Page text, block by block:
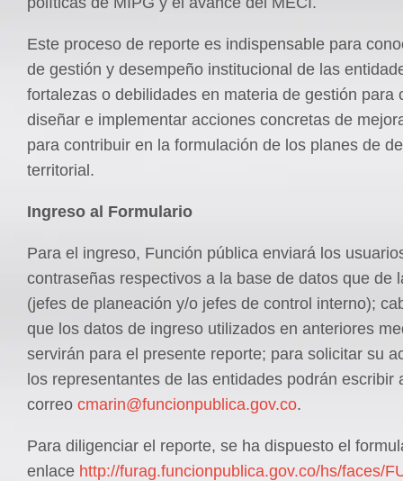
Este proceso de reporte es indispensable para
de gestión y desempeño institucional de las
fortalezas o debilidades en materia de gestión para
diseñar e implementar acciones concretas de
para contribuir en la formulación de los planes de
territorial.
Ingreso al Formulario
Para el ingreso, Función pública enviará los
contraseñas respectivos a la base de datos que de
(jefes de planeación y/o jefes de control interno);
que los datos de ingreso utilizados en anteriores
servirán para el presente reporte; para solicitar su
los representantes de las entidades podrán escribir
correo cmarin@funcionpublica.gov.co.
Para diligenciar el reporte, se ha dispuesto el
enlace http://furag.funcionpublica.gov.co/hs/faces/